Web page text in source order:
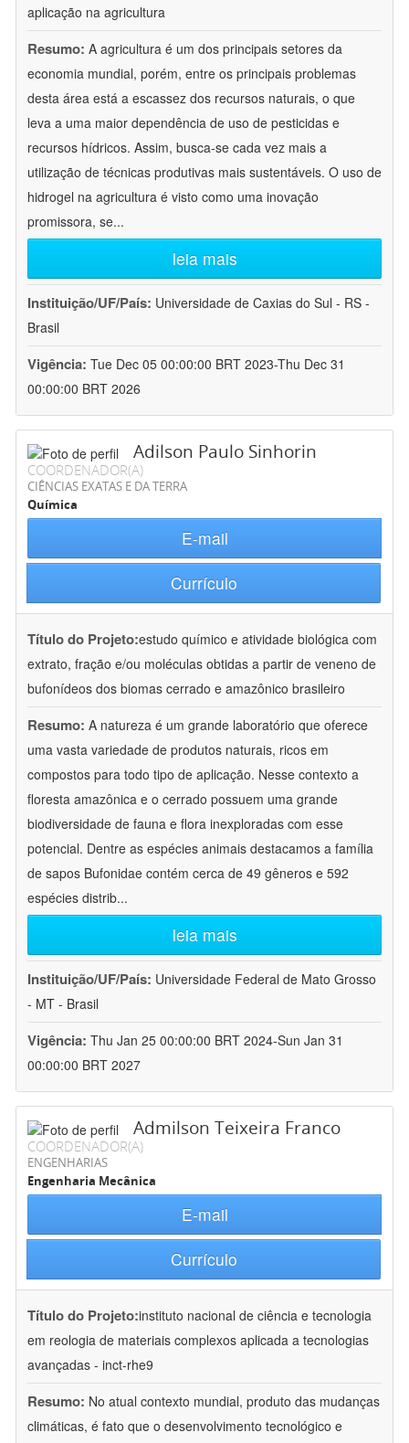
aplicação na agricultura
Resumo: A agricultura é um dos principais setores da
economia mundial, porém, entre os principais problemas
desta área está a escassez dos recursos naturais, o que
leva a uma maior dependência de uso de pesticidas e
recursos hídricos. Assim, busca-se cada vez mais a
utilização de técnicas produtivas mais sustentáveis. O uso de
hidrogel na agricultura é visto como uma inovação
promissora, se...
leia mais
Instituição/UF/País: Universidade de Caxias do Sul - RS -
Brasil
Vigência: Tue Dec 05 00:00:00 BRT 2023-Thu Dec 31
00:00:00 BRT 2026
Adilson Paulo Sinhorin
COORDENADOR(A)
CIÊNCIAS EXATAS E DA TERRA
Química
E-mail
Currículo
Título do Projeto:estudo químico e atividade biológica com
extrato, fração e/ou moléculas obtidas a partir de veneno de
bufonídeos dos biomas cerrado e amazônico brasileiro
Resumo: A natureza é um grande laboratório que oferece
uma vasta variedade de produtos naturais, ricos em
compostos para todo tipo de aplicação. Nesse contexto a
floresta amazônica e o cerrado possuem uma grande
biodiversidade de fauna e flora inexploradas com esse
potencial. Dentre as espécies animais destacamos a família
de sapos Bufonidae contém cerca de 49 gêneros e 592
espécies distrib...
leia mais
Instituição/UF/País: Universidade Federal de Mato Grosso
- MT - Brasil
Vigência: Thu Jan 25 00:00:00 BRT 2024-Sun Jan 31
00:00:00 BRT 2027
Admilson Teixeira Franco
COORDENADOR(A)
ENGENHARIAS
Engenharia Mecânica
E-mail
Currículo
Título do Projeto:instituto nacional de ciência e tecnologia
em reologia de materiais complexos aplicada a tecnologias
avançadas - inct-rhe9
Resumo: No atual contexto mundial, produto das mudanças
climáticas, é fato que o desenvolvimento tecnológico e